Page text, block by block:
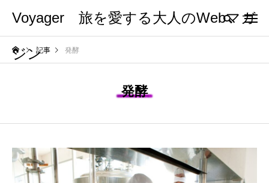
Voyager 旅を愛する大人のWebマガ
ジン記事 発酵
発酵